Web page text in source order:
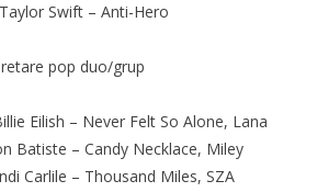
Swift – Anti-Hero
pop duo/grup
Eilish – Never Felt So Alone, Lana
Batiste – Candy Necklace, Miley
Carlile – Thousand Miles, SZA